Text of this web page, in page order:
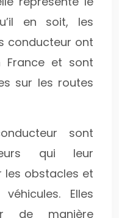
en soit, les
conducteur ont
et sont
sur les routes
sont
qui leur
obstacles et
Elles
de manière